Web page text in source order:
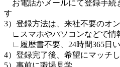
お電話かメールにて登録手続
す
3）登録方法は、来社不要のオ
∟スマホやパソコンなどで情
∟履歴書不要、24時間365日い
4）登録完了後、希望にマッチ
5）事前に職場見学